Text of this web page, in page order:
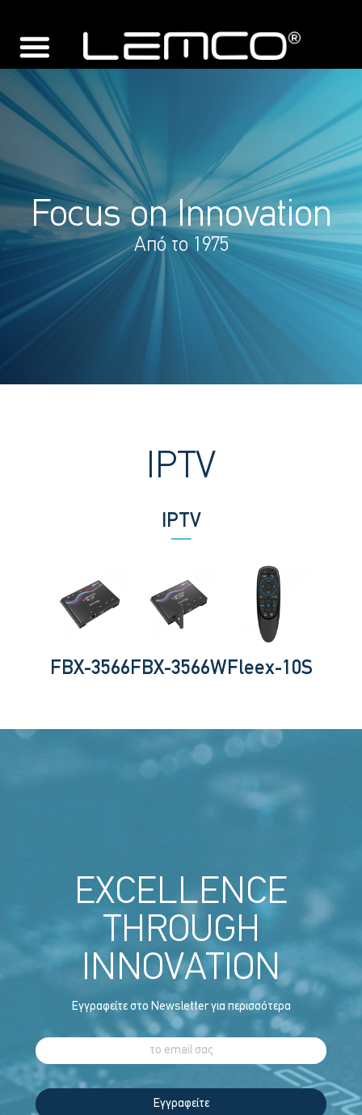
Focus on Innovation
Από το 1975
IPTV
IPTV
FBX-3566 FBX-3566W Fleex-10S
EXCELLENCE
THROUGH
INNOVATION
Εγγραφείτε στο Newsletter για περισσότερα
Εγγραφείτε